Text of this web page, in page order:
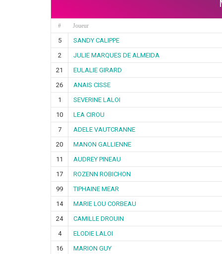
# Joueur
5
SANDY CALIPPE
2
JULIE MARQUES DE ALMEIDA
21
EULALIE GIRARD
26
ANAIS CISSE
1
SEVERINE LALOI
10
LEA CIROU
7
ADELE VAUTCRANNE
20
MANON GALLIENNE
11
AUDREY PINEAU
17
ROZENN ROBICHON
99
TIPHAINE MEAR
14
MARIE LOU CORBEAU
24
CAMILLE DROUIN
4
ELODIE LALOI
16
MARION GUY